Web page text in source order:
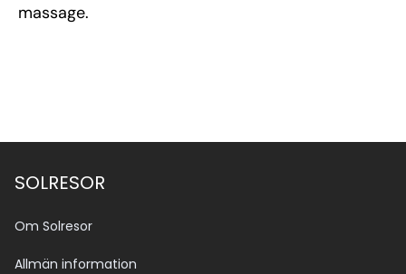
massage.
SOLRESOR
Om Solresor
Allmän information